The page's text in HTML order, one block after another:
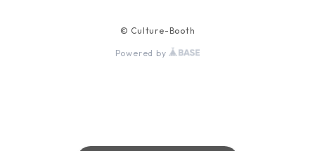
© Culture-Booth
Powered by